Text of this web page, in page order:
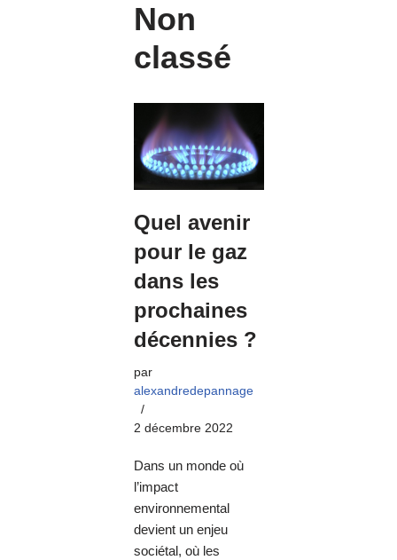
Non
classé
Quel avenir
pour le gaz
dans les
prochaines
décennies ?
par
alexandredepannage
2 décembre 2022
Dans un monde où
l’impact
environnemental
devient un enjeu
sociétal, où les